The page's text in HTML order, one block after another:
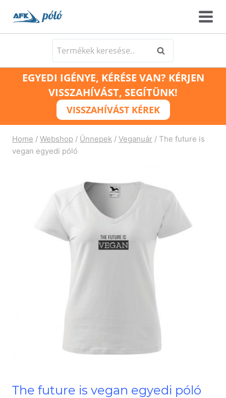
Keresés
a
következőre:
Keresés
EGYEDI IGÉNYE, KÉRÉSE VAN? KÉRJEN
VISSZAHÍVÁST, SEGÍTÜNK!
VISSZAHÍVÁST KÉREK
Home / Webshop / Ünnepek / Veganuár / The future is
vegan egyedi póló
The future is vegan egyedi póló